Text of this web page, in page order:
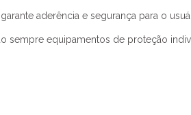
aderência e segurança para o
sempre equipamentos de proteção